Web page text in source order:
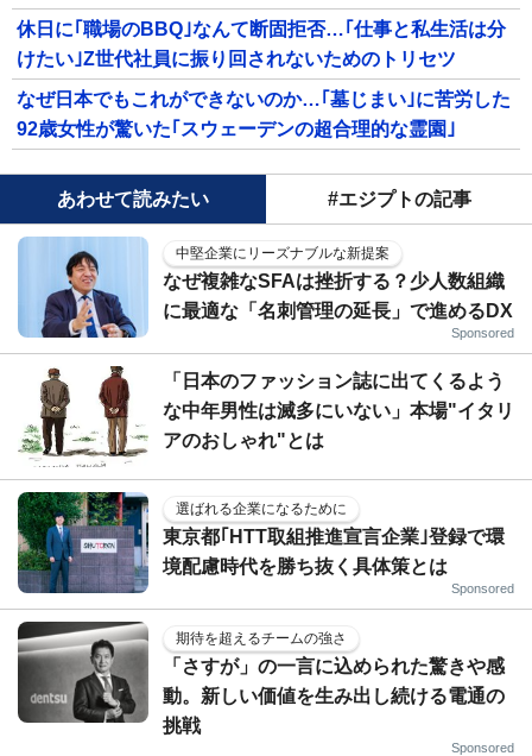
休日に｢職場のBBQ｣なんて断固拒否…｢仕事と私生活は分
けたい｣Z世代社員に振り回されないためのトリセツ
なぜ日本でもこれができないのか…｢墓じまい｣に苦労した
92歳女性が驚いた｢スウェーデンの超合理的な霊園｣
あわせて読みたい #エジプトの記事
中堅企業にリーズナブルな新提案
なぜ複雑なSFAは挫折する？少人数組織
に最適な「名刺管理の延長」で進めるDX
Sponsored
「日本のファッション誌に出てくるよう
な中年男性は滅多にいない」本場"イタリ
アのおしゃれ"とは
選ばれる企業になるために
東京都｢HTT取組推進宣言企業｣登録で環
境配慮時代を勝ち抜く具体策とは
Sponsored
期待を超えるチームの強さ
「さすが」の一言に込められた驚きや感
動。新しい価値を生み出し続ける電通の
挑戦
Sponsored